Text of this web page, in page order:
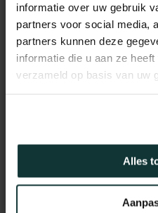
informatie over uw gebruik
partners voor social media,
partners kunnen deze
informatie die u aan ze
verzameld op basis van uw
Alles
GRATIS